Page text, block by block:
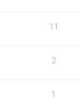
11
2
1